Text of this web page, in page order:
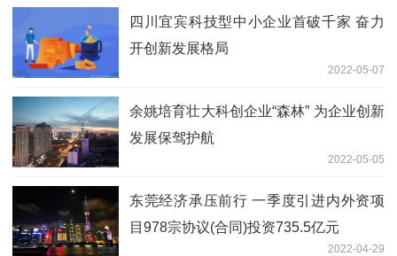
四川宜宾科技型中小企业首破千家 奋力
开创新发展格局
2022-05-07
余姚培育壮大科创企业“森林” 为企业创新
发展保驾护航
2022-05-05
东莞经济承压前行 一季度引进内外资项
目978宗协议(合同)投资735.5亿元
2022-04-29